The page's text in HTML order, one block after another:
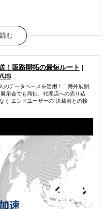
の相談内容を分析
アルな声を反映！
いる企業を比較してわかった
る
！販路開拓の最短ルート |
のデータベースを活用！ 海外展開
示会でも商社、代理店への売り込
く エンドユーザーの“決裁者との接